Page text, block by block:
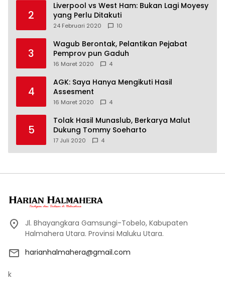
2
Liverpool vs West Ham: Bukan Lagi Moyesy
yang Perlu Ditakuti
24 Februari 2020 10
3
Wagub Berontak, Pelantikan Pejabat
Pemprov pun Gaduh
16 Maret 2020 4
4
AGK: Saya Hanya Mengikuti Hasil
Assesment
16 Maret 2020 4
5
Tolak Hasil Munaslub, Berkarya Malut
Dukung Tommy Soeharto
17 Juli 2020 4
Jl. Bhayangkara Gamsungi-Tobelo, Kabupaten
Halmahera Utara. Provinsi Maluku Utara.
harianhalmahera@gmail.com
k